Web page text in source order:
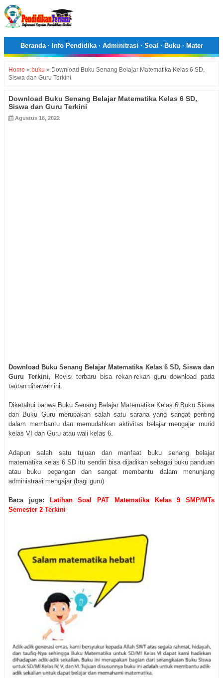
Beranda· Info Pendidika· Adminitrasi · Soal · Buku · Mater
Home » buku » Download Buku Senang Belajar Matematika Kelas 6 SD,
Siswa dan Guru Terkini
Download Buku Senang Belajar Matematika Kelas 6 SD,
Siswa dan Guru Terkini
Agustus 16, 2022
Download Buku Senang Belajar Matematika Kelas 6 SD, Siswa dan
Guru Terkini,
Revisi terbaru bisa rekan-rekan guru download pada
tautan dibawah ini.
Diketahui bahwa Buku Senang Belajar Matematika Kelas 6 Buku Siswa
dan Buku Guru merupakan salah satu sarana yang sangat penting
dalam membantu dan memudahkan aktivitas belajar mengajar murid
kelas VI dan Guru atau wali kelas 6.
Adapun salah satu tujuan dan manfaat buku senang belajar
matematika kelas 6 SD itu sendiri bisa dijadikan sebagai buku panduan
atau buku pegangan dan sangat membantu dalam menunjang
administrasi mengajar (bagi guru)
Baca juga:
Latihan Soal PAT Matematika Kelas 9 SMP/MTs
Semester 2 Terkini